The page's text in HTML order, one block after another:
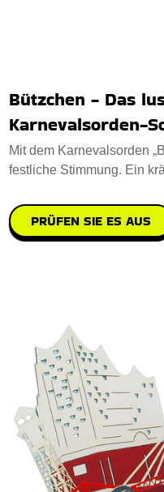
Bützchen - Das
Karnevalsorden-
Mit dem Karnevalsorden
festliche Stimmung. Ein
PRÜFEN SIE ES AUS